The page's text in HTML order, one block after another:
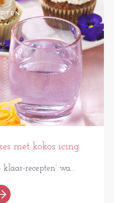
met kokos icing
klaar-recepten’ wa...